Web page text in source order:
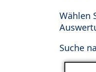
Wählen
Suche